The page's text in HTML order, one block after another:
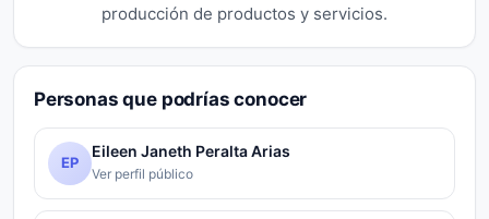
producción de productos y servicios.
Personas que podrías conocer
EP
Eileen Janeth Peralta Arias
Ver perfil público